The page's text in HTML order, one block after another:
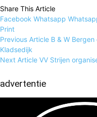
Share This Article
Facebook Whatsapp
Print
Previous Article B & W
Kladsedijk
Next Article VV Strijen
advertentie